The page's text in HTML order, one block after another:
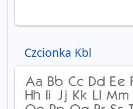
Czcionka Kbl